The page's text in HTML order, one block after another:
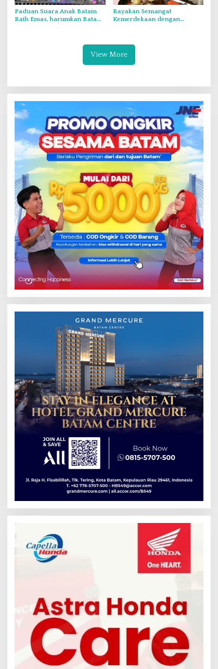
Paduan Suara Anak Batam
Raih Emas, harumkan Batam
Rayakan Semangat
Kemerdekaan dengan
View More